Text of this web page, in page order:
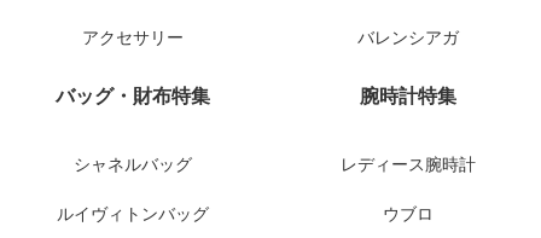
アクセサリー バレンシアガ
バッグ・財布特集
シャネルバッグ
ルイヴィトンバッグ
腕時計特集
レディース腕時計
ウブロ